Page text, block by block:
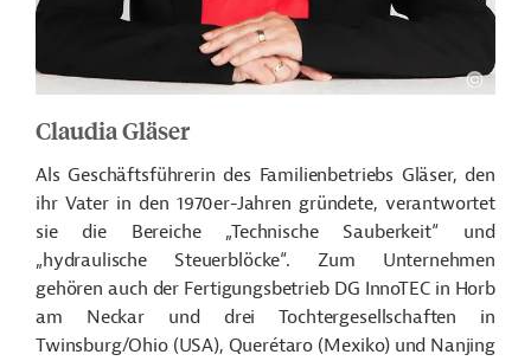
Claudia Gläser
Als Geschäftsführerin des Familienbetriebs Gläser, den
ihr Vater in den 1970er-Jahren gründete, verantwortet
sie die Bereiche „Technische Sauberkeit“ und
„hydraulische Steuerblöcke“. Zum Unternehmen
gehören auch der Fertigungsbetrieb DG InnoTEC in Horb
am Neckar und drei Tochtergesellschaften in
Twinsburg/Ohio (USA), Querétaro (Mexiko) und Nanjing